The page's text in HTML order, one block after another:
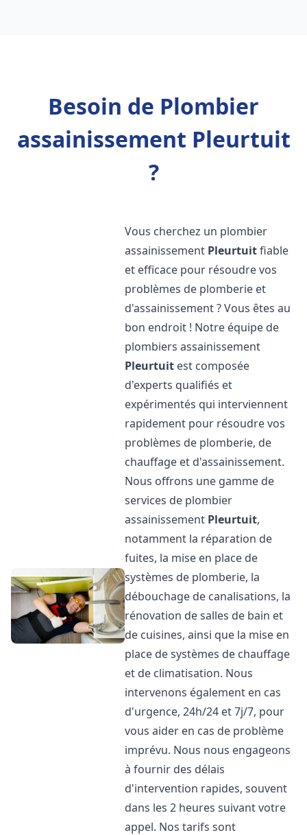
Besoin de Plombier
assainissement Pleurtuit
?
Vous cherchez un plombier
assainissement Pleurtuitfiable
et efficace pour résoudre vos
problèmes de plomberie et
d'assainissement ? Vous êtes au
bon endroit ! Notre équipe de
plombiers assainissement
Pleurtuit est composée
d'experts qualifiés et
expérimentés qui interviennent
rapidement pour résoudre vos
problèmes de plomberie, de
chauffage et d'assainissement.
Nous offrons une gamme de
services de plombier
assainissement Pleurtuit,
notamment la réparation de
fuites, la mise en place de
systèmes de plomberie, la
débouchage de canalisations, la
rénovation de salles de bain et
de cuisines, ainsi que la mise en
place de systèmes de chauffage
et de climatisation. Nous
intervenons également en cas
d'urgence, 24h/24 et 7j/7, pour
vous aider en cas de problème
imprévu. Nous nous engageons
à fournir des délais
d'intervention rapides, souvent
dans les 2 heures suivant votre
appel. Nos tarifs sont